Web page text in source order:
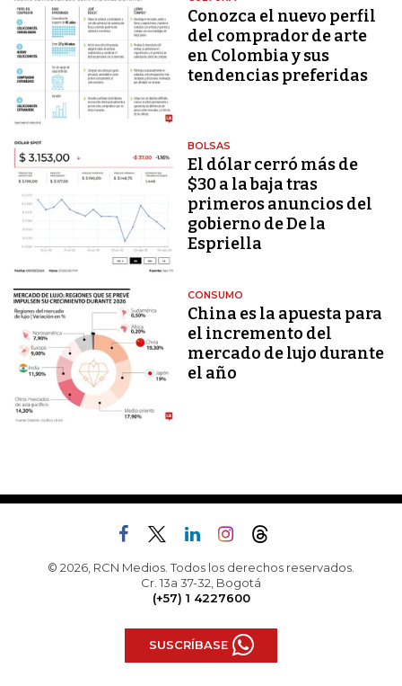
Conozca el nuevo perfil
del comprador de arte
en Colombia y sus
tendencias preferidas
BOLSAS
El dólar cerró más de
$30 a la baja tras
primeros anuncios del
gobierno de De la
Espriella
CONSUMO
China es la apuesta para
el incremento del
mercado de lujo durante
el año
© 2026, RCN Medios. Todos los derechos reservados.
Cr. 13a 37-32, Bogotá
(+57) 1 4227600
SUSCRÍBASE